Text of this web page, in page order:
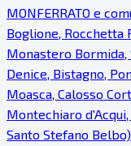
MONFERRATO e
Boglione, Rocchetta
Monastero Bormida,
Denice, Bistagno,
Moasca, Calosso
Montechiaro
Santo Stefano